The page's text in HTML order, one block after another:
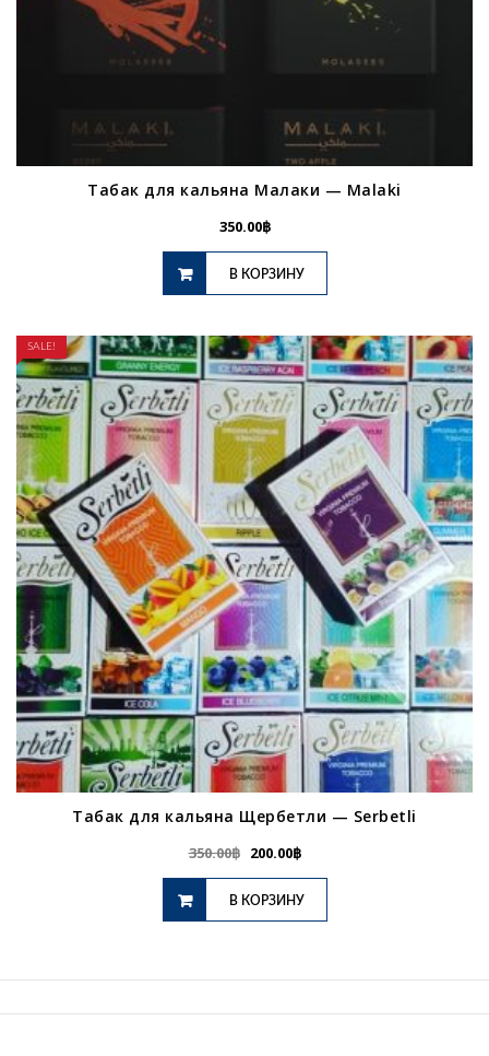
Табак для кальяна Малаки — Malaki
350.00฿
В КОРЗИНУ
SALE!
Табак для кальяна Щербетли — Serbetli
350.00฿ 200.00฿
В КОРЗИНУ